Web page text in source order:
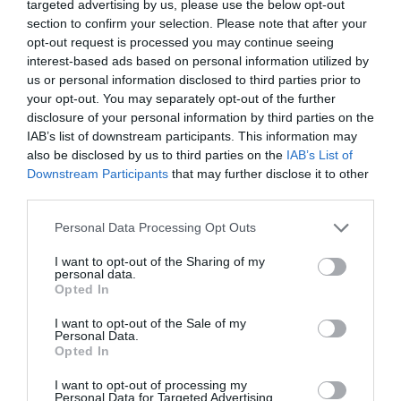
targeted advertising by us, please use the below opt-out
section to confirm your selection. Please note that after your
opt-out request is processed you may continue seeing
interest-based ads based on personal information utilized by
us or personal information disclosed to third parties prior to
your opt-out. You may separately opt-out of the further
disclosure of your personal information by third parties on the
IAB’s list of downstream participants. This information may
also be disclosed by us to third parties on the IAB’s List of
Downstream Participants that may further disclose it to other
Please note that this website/app uses one or more Google
not limited to your visit or usage behaviour. You may click to
grant or deny consent to Google and its third-party tags to
use your data for below specified purposes in below Google
consent section.
Personal Data Processing Opt Outs
I want to opt-out of the Sharing of my
personal data.
Opted In
I want to opt-out of the Sale of my
Personal Data.
Opted In
I want to opt-out of processing my
Personal Data for Targeted Advertising.
vadászidényben, legtöbbet őzből, mintegy 109 ezret. Ezekből
összesen 67 182 darad trófeát bíráltak el. A lőtt nagyvadak
mintegy 80 százalékát értékesítik kereskedőknek és
Az apróvadakkal némileg más a helyzet. A hasznosításuk
folyamatosan csökken. Ennek ellenére is több mint félmillió
példányt ejtettek el belőlük a 2020/21-es szezonban, csak fácánból
392 ezret.
időszakban. Ezeknek az állatoknak a kilövése az általuk okozott
mezőgazdasági kár enyhítése, az inváziós állatfajok
terjeszkedésének a megakadályozása, valamint a járványok
megfékezése miatt lényeges. Ebbe a kategóriába tartoznak a kóbor
kutyák és macskák is. Kutyából 2185, macskából 4186 állatot
lőttek ki egyetlen szezon alatt a vadászok.